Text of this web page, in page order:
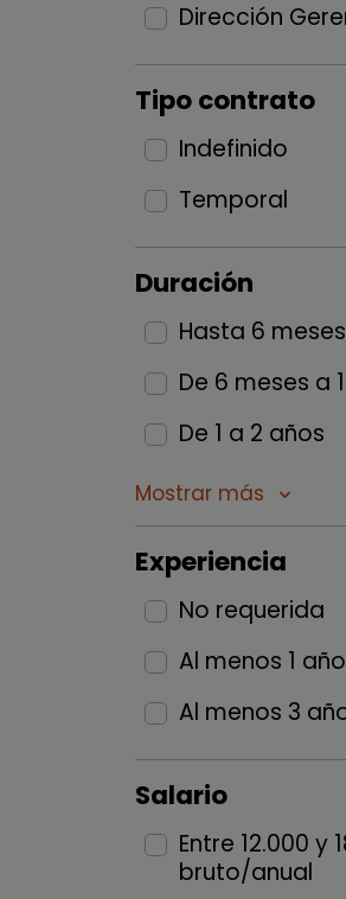
Dirección
Tipo contrato
Indefinido
Temporal
Duración
Hasta 6 meses
De 6 meses a
De 1 a 2 años
Mostrar más keyboard_arrow_down
Experiencia
No requerida
Al menos 1 año
Al menos 3
Salario
Entre 12.000 y
bruto/anual